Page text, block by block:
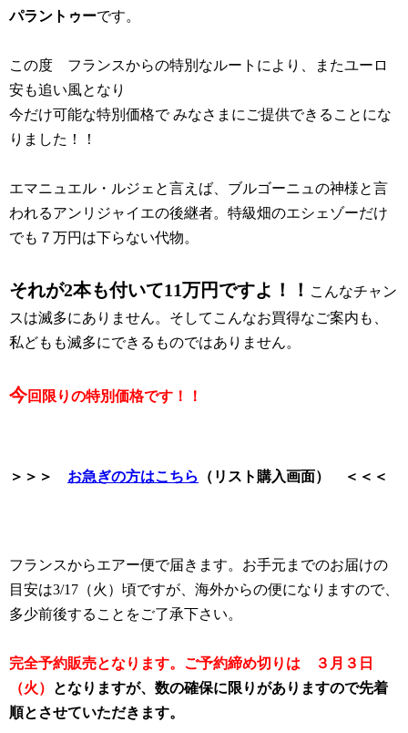
パラントゥーです。
この度 フランスからの特別なルートにより、またユーロ
安も追い風となり
今だけ可能な特別価格で みなさまにご提供できることにな
りました！！
エマニュエル・ルジェと言えば、ブルゴーニュの神様と言
われるアンリジャイエの後継者。特級畑のエシェゾーだけ
でも７万円は下らない代物。
それが2本も付いて11万円ですよ！！ こんなチャン
スは滅多にありません。そしてこんなお買得なご案内も、
私どもも滅多にできるものではありません。
今回限りの特別価格です！！
＞＞＞ お急ぎの方はこちら （リスト購入画面） ＜＜＜
フランスからエアー便で届きます。お手元までのお届けの
目安は3/17（火）頃ですが、海外からの便になりますので、
多少前後することをご了承下さい。
完全予約販売となります。 ご予約締め切りは ３月３日
（火）
となりますが、 数の確保に限りがありますので先着
順とさせていただきます。